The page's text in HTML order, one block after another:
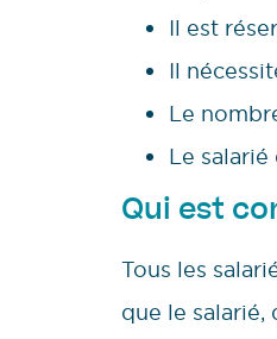
Il est
Il
Le
Le
Qui est
Tous les
que le salarié,